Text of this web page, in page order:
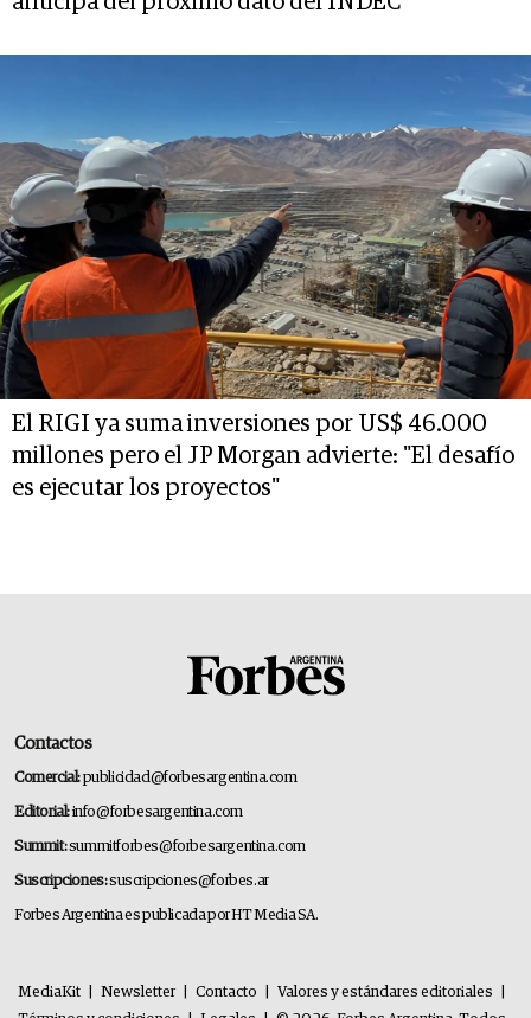
El RIGI ya suma inversiones por US$ 46.000
millones pero el JP Morgan advierte: "El desafío
es ejecutar los proyectos"
Contactos
Comercial:publicidad@forbesargentina.com
Editorial:info@forbesargentina.com
Summit:summitforbes@forbesargentina.com
Suscripciones:suscripciones@forbes.ar
Forbes Argentina es publicada por HT Media SA.
MediaKit Newsletter Contacto Valores y estándares editoriales